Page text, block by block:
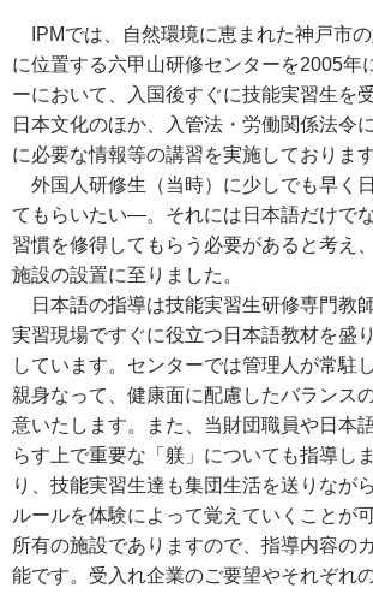
IPMでは、自然環境に恵まれた神戸市の
に位置する六甲山研修センターを2005年
ーにおいて、入国後すぐに技能実習生を
日本文化のほか、入管法・労働関係法令
に必要な情報等の講習を実施しております
外国人研修生（当時）に少しでも早く
てもらいたい―。それには日本語だけで
習慣を修得してもらう必要があると考え
施設の設置に至りました。
日本語の指導は技能実習生研修専門教
実習現場ですぐに役立つ日本語教材を盛
しています。センターでは管理人が常駐
親身なって、健康面に配慮したバランス
意いたします。また、当財団職員や日本
らす上で重要な「躾」についても指導し
り、技能実習生達も集団生活を送りなが
ルールを体験によって覚えていくことが
所有の施設でありますので、指導内容の
能です。受入れ企業のご要望やそれぞれ